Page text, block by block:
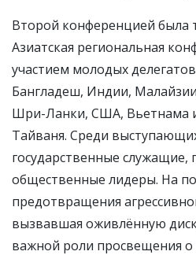
Второй конференцией была
Азиатская региональная
участием молодых
Бангладеш, Индии,
Шри-Ланки, США, Вьетнама
Тайваня. Среди
государственные служащие,
общественные лидеры. На
предотвращения
вызвавшая оживлённую
важной роли просвещения о